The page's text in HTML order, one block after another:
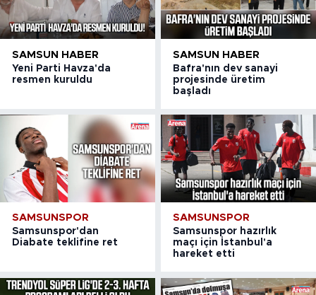
SAMSUN HABER
Yeni Parti Havza'da
resmen kuruldu
SAMSUN HABER
Bafra'nın dev sanayi
projesinde üretim
başladı
SAMSUNSPOR
Samsunspor'dan
Diabate teklifine ret
SAMSUNSPOR
Samsunspor hazırlık
maçı için İstanbul'a
hareket etti